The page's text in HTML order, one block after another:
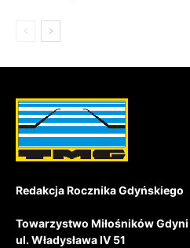
Redakcja Rocznika Gdyńskiego
Towarzystwo Miłośników Gdyni
ul. Władysława IV 51